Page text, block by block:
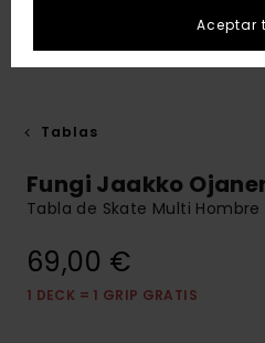
Tablas
Fungi Jaakko
Tabla de Skate Multi Hombre
69,00 €
1 DECK = 1 GRIP GRATIS
Aceptar